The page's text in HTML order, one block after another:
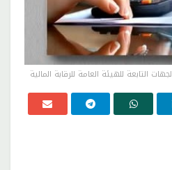
التابعة للهيئة العامة للرقابة المالية